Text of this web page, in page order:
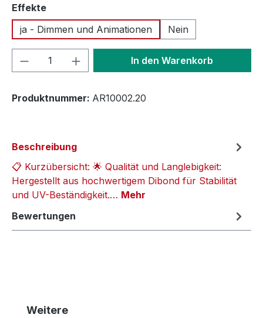
Effekteauswählen
ja - Dimmen und Animationen
Nein
Produkt Anzahl: Gib denIn den Warenkorb
Produktnummer: AR10002.20
Beschreibung
📋 Kurzübersicht: 🌟 Qualität und Langlebigkeit:
Hergestellt aus hochwertigem Dibond für Stabilität
und UV-Beständigkeit.… Mehr
Bewertungen
Produktgalerie überspringen
Weitere